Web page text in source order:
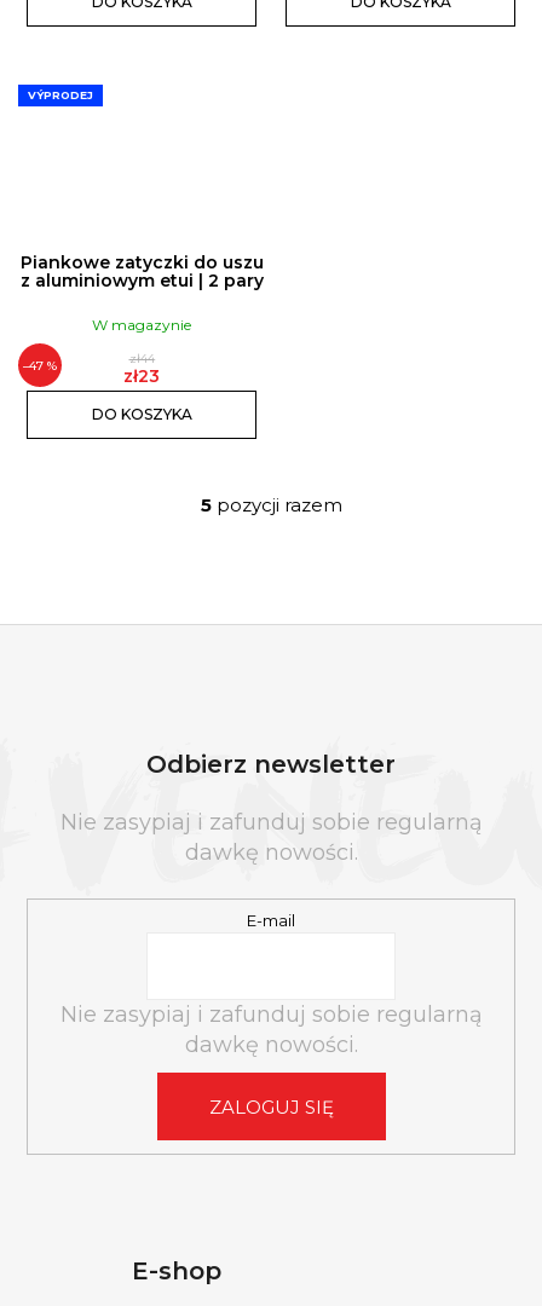
VÝPRODEJ
–47 %
Piankowe zatyczki do uszu
z aluminiowym etui | 2 pary
W magazynie
zł44
zł23
DO KOSZYKA
K
i
i
s
y
5pozycji razem
Odbierz newsletter
Nie zasypiaj i zafunduj sobie regularną
dawkę nowości.
E-mail
Nie zasypiaj i zafunduj sobie regularną
dawkę nowości.
ZALOGUJ SIĘ
E-shop